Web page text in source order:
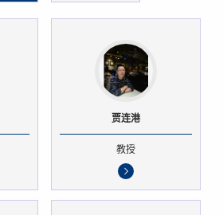
贾连港
教授